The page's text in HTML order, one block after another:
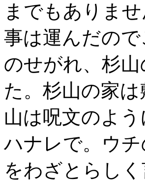
までもありま
事は運んだの
のせがれ、杉
た。杉山の家
山は呪文のよ
ハナレで。ウ
をわざとらし